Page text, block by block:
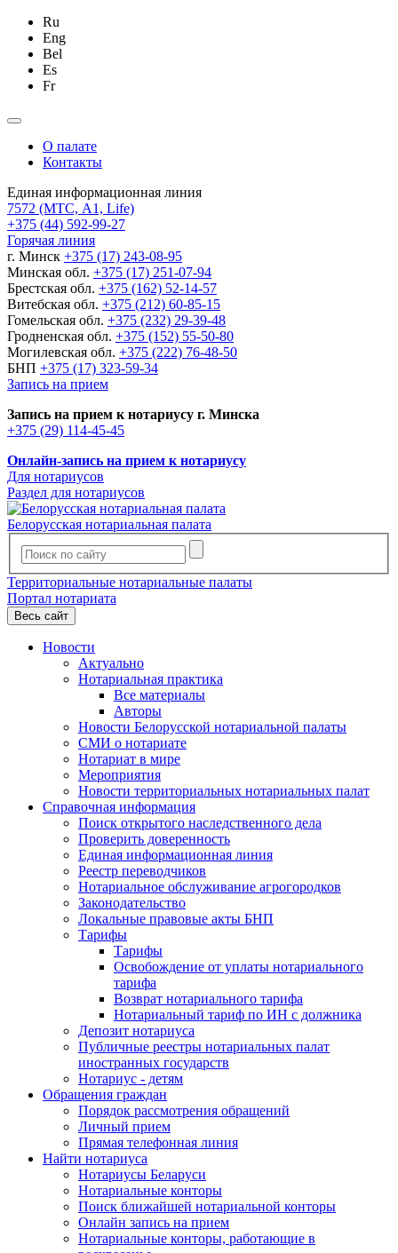
Ru
Eng
Bel
Es
Fr
О палате
Контакты
Единая информационная линия
7572 (МТС, A1, Life)
+375 (44) 592-99-27
Горячая линия
г. Минск +375 (17) 243-08-95
Минская обл. +375 (17) 251-07-94
Брестская обл. +375 (162) 52-14-57
Витебская обл. +375 (212) 60-85-15
Гомельская обл. +375 (232) 29-39-48
Гродненская обл. +375 (152) 55-50-80
Могилевская обл. +375 (222) 76-48-50
БНП +375 (17) 323-59-34
Запись на прием
Запись на прием к нотариусу г. Минска
+375 (29) 114-45-45
Онлайн-запись на прием к нотариусу
Для нотариусов
Раздел для нотариусов
Белорусская нотариальная палата
Территориальные нотариальные палаты
Портал нотариата
Весь сайт
Новости
Актуально
Нотариальная практика
Все материалы
Авторы
Новости Белорусской нотариальной палаты
СМИ о нотариате
Нотариат в мире
Мероприятия
Новости территориальных нотариальных палат
Справочная информация
Поиск открытого наследственного дела
Проверить доверенность
Единая информационная линия
Реестр переводчиков
Нотариальное обслуживание агрогородков
Законодательство
Локальные правовые акты БНП
Тарифы
Тарифы
Освобождение от уплаты нотариального
тарифа
Возврат нотариального тарифа
Нотариальный тариф по ИН с должника
Депозит нотариуса
Публичные реестры нотариальных палат
иностранных государств
Нотариус - детям
Обращения граждан
Порядок рассмотрения обращений
Личный прием
Прямая телефонная линия
Найти нотариуса
Нотариусы Беларуси
Нотариальные конторы
Поиск ближайшей нотариальной конторы
Онлайн запись на прием
Нотариальные конторы, работающие в